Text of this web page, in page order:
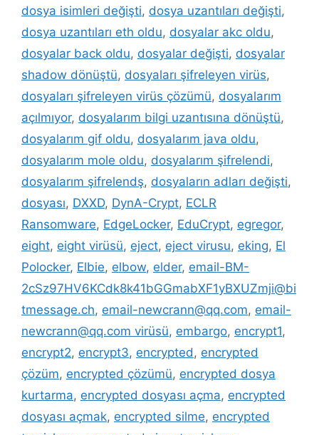
dosya isimleri değişti, dosya uzantıları değişti,
dosya uzantıları eth oldu, dosyalar akc oldu,
dosyalar back oldu, dosyalar değişti, dosyalar
shadow dönüştü, dosyaları şifreleyen virüs,
dosyaları şifreleyen virüs çözümü, dosyalarım
açılmıyor, dosyalarım bilgi uzantısına dönüştü,
dosyalarım gif oldu, dosyalarım java oldu,
dosyalarım mole oldu, dosyalarım şifrelendi,
dosyalarım şifrelendş, dosyaların adları değişti,
dosyası, DXXD, DynA-Crypt, ECLR
Ransomware, EdgeLocker, EduCrypt, egregor,
eight, eight virüsü, eject, eject virusu, eking, El
Polocker, Elbie, elbow, elder, email-BM-
2cSz97HV6KCdk8k41bGGmabXF1yBXUZmji@bi
tmessage.ch, email-newcrann@qq.com, email-
newcrann@qq.com virüsü, embargo, encrypt1,
encrypt2, encrypt3, encrypted, encrypted
çözüm, encrypted çözümü, encrypted dosya
kurtarma, encrypted dosyası açma, encrypted
dosyası açmak, encrypted silme, encrypted